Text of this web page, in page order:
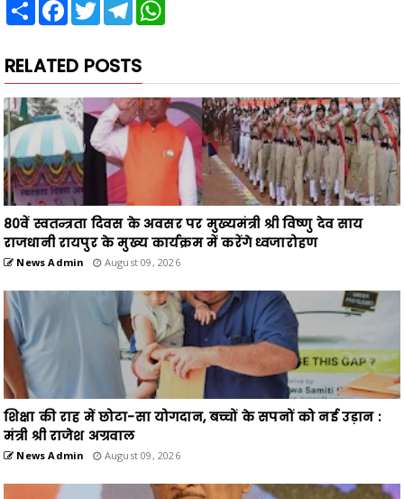
Share Facebook
Twitter Telegram
RELATED POSTS
80वें स्वतन्त्रता दिवस के अवसर पर मुख्यमंत्री श्री विष्णु देव साय
राजधानी रायपुर के मुख्य कार्यक्रम में करेंगे ध्वजारोहण
News Admin August 09, 2026
शिक्षा की राह में छोटा-सा योगदान, बच्चों के सपनों को नई उड़ान :
मंत्री श्री राजेश अग्रवाल
News Admin August 09, 2026